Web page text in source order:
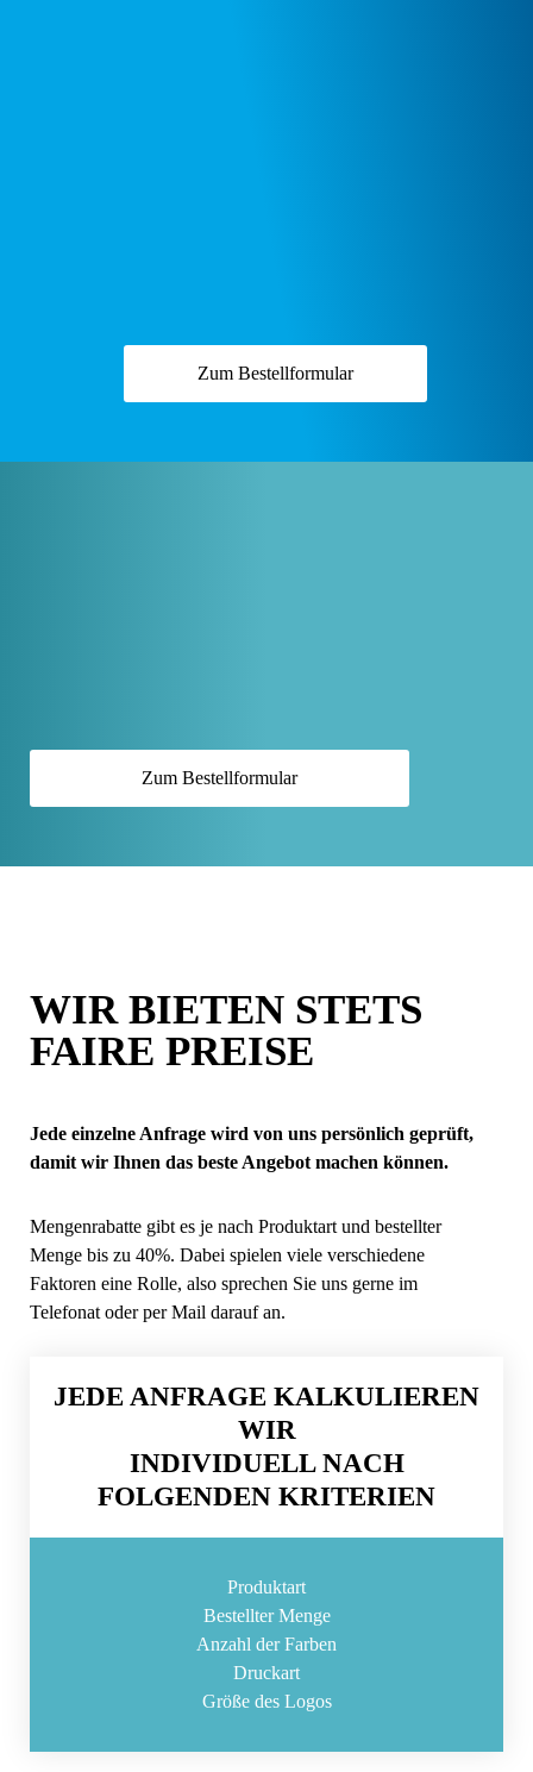
Zum Bestellformular
Zum Bestellformular
WIR BIETEN STETS
FAIRE PREISE
Jede einzelne Anfrage wird von uns persönlich geprüft,
damit wir Ihnen das beste Angebot machen können.
Mengenrabatte gibt es je nach Produktart und bestellter
Menge bis zu 40%. Dabei spielen viele verschiedene
Faktoren eine Rolle, also sprechen Sie uns gerne im
Telefonat oder per Mail darauf an.
JEDE ANFRAGE KALKULIEREN
WIR
INDIVIDUELL NACH
FOLGENDEN KRITERIEN
Produktart
Bestellter Menge
Anzahl der Farben
Druckart
Größe des Logos